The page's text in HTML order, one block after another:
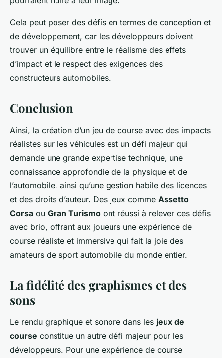
Cela peut poser des défis en termes de conception et
de développement, car les développeurs doivent
trouver un équilibre entre le réalisme des effets
d’impact et le respect des exigences des
constructeurs automobiles.
Conclusion
Ainsi, la création d’un jeu de course avec des impacts
réalistes sur les véhicules est un défi majeur qui
demande une grande expertise technique, une
connaissance approfondie de la physique et de
l’automobile, ainsi qu’une gestion habile des licences
et des droits d’auteur. Des jeux comme Assetto
Corsa ou Gran Turismo ont réussi à relever ces défis
avec brio, offrant aux joueurs une expérience de
course réaliste et immersive qui fait la joie des
amateurs de sport automobile du monde entier.
La fidélité des graphismes et des
sons
Le rendu graphique et sonore dans les jeux de
course constitue un autre défi majeur pour les
développeurs. Pour une expérience de course